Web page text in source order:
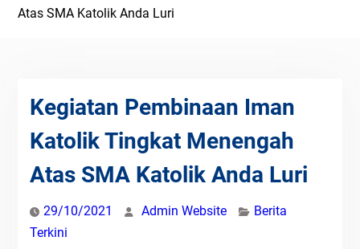
Atas SMA Katolik Anda Luri
Kegiatan Pembinaan Iman
Katolik Tingkat Menengah
Atas SMA Katolik Anda Luri
29/10/2021 Admin Website
Berita
Terkini